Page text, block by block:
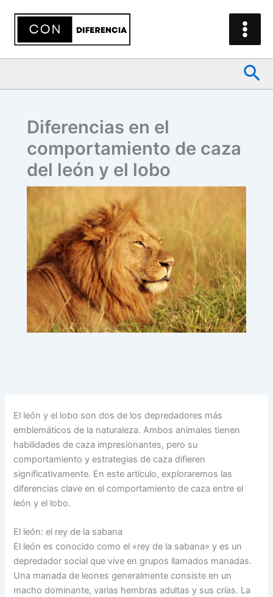
contenido
Diferencias en el
comportamiento de caza
del león y el lobo
El león y el lobo son dos de los depredadores más
emblemáticos de la naturaleza. Ambos animales tienen
habilidades de caza impresionantes, pero su
comportamiento y estrategias de caza difieren
significativamente. En este artículo, exploraremos las
diferencias clave en el comportamiento de caza entre el
león y el lobo.
El león: el rey de la sabana
El león es conocido como el «rey de la sabana» y es un
depredador social que vive en grupos llamados manadas.
Una manada de leones generalmente consiste en un
macho dominante, varias hembras adultas y sus crías. La